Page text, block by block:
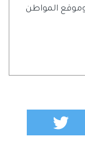
وموقع المواطن